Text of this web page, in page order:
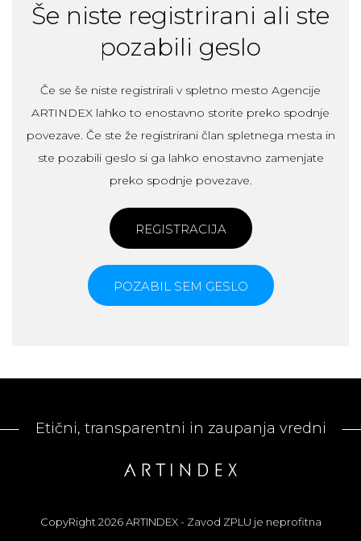
Še niste registrirani ali ste
pozabili geslo
Če se še niste registrirali v spletno mesto Agencije
ARTINDEX lahko to enostavno storite preko spodnje
povezave. Če ste že registrirani član spletnega mesta in
ste pozabili geslo si ga lahko enostavno zamenjate
preko spodnje povezave.
REGISTRACIJA
POZABIL SEM GESLO
Etični, transparentni in zaupanja vredni
CopyRight 2026 ARTINDEX - Zavod ZPLU je neprofitna